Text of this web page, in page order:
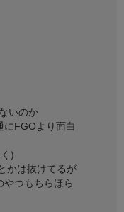
いのか
にFGOより面白
)
かは抜けてるが
やつもちらほら